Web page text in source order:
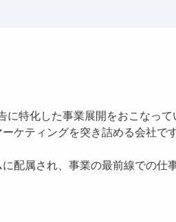
特化した事業展開をおこなって
ケティングを突き詰める会社です
配属され、事業の最前線での仕